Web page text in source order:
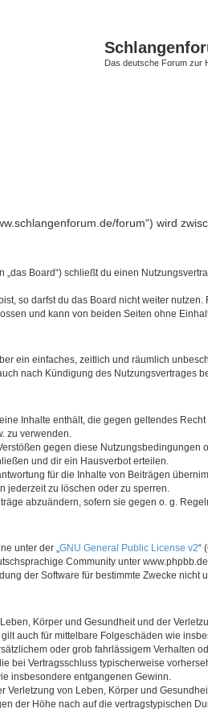
Das deutsche Forum zur
forum“) wird
„das Board“) schließt du einen
so darfst du das Board nicht weiter
und kann von beiden Seiten ohne
ein einfaches, zeitlich und räumlich
nach Kündigung des Nutzungsvertrages
Inhalte enthält, die gegen geltendes
zu verwenden.
gegen diese
und dir ein Hausverbot erteilen.
für die Inhalte von Beiträgen
jederzeit zu löschen oder zu sperren.
abzuändern, sofern sie gegen o. g.
unter der „GNU General Public License v2“
Community unter
der Software für bestimmte Zwecke nicht
Körper und Gesundheit und der
auch für mittelbare Folgeschäden wie
oder grob fahrlässigem Verhalten
bei Vertragsschluss typischerweise
insbesondere entgangenen Gewinn.
von Leben, Körper und
der Höhe nach auf die vertragstypischen